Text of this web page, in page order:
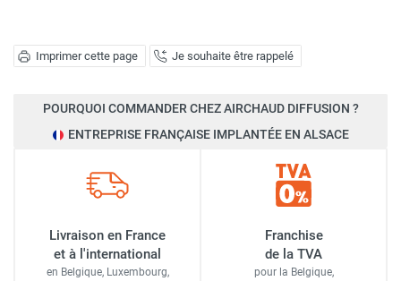
Imprimer cette page Je souhaite être rappelé
POURQUOI COMMANDER CHEZ AIRCHAUD DIFFUSION ?
ENTREPRISE FRANÇAISE IMPLANTÉE EN ALSACE
Livraison en France
et à l'international
en Belgique, Luxembourg,
Franchise
de la TVA
pour la Belgique,